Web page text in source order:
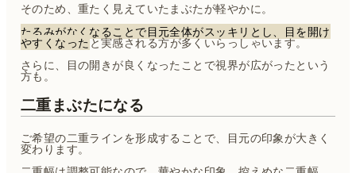
そのため、重たく見えていたまぶたが軽やかに。
たるみがなくなることで目元全体がスッキリとし、目を開け
やすくなったと実感される方が多くいらっしゃいます。
さらに、目の開きが良くなったことで視界が広がったという
方も。
二重まぶたになる
ご希望の二重ラインを形成することで、目元の印象が大きく
変わります。